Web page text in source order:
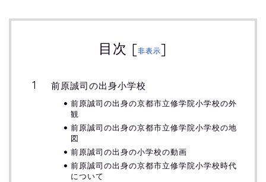
目次 [非表示]
前原誠司の出身小学校
前原誠司の出身の京都市立修学院小学校の外
観
前原誠司の出身の京都市立修学院小学校の地
図
前原誠司の出身の小学校の動画
前原誠司の出身の京都市立修学院小学校時代
について